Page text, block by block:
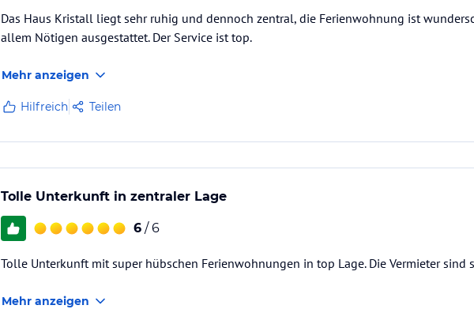
Das Haus Kristall liegt sehr ruhig und dennoch zentral, die Ferienwohnung ist
allem Nötigen ausgestattet. Der Service ist top.
Mehr anzeigen
Hilfreich Teilen
Tolle Unterkunft in zentraler Lage
6 / 6
Tolle Unterkunft mit super hübschen Ferienwohnungen in top Lage. Die Vermieter sind
Mehr anzeigen